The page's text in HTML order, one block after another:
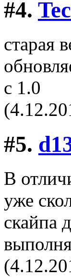
#4.
старая
с 1.0
#5.
В
уже
скайпа